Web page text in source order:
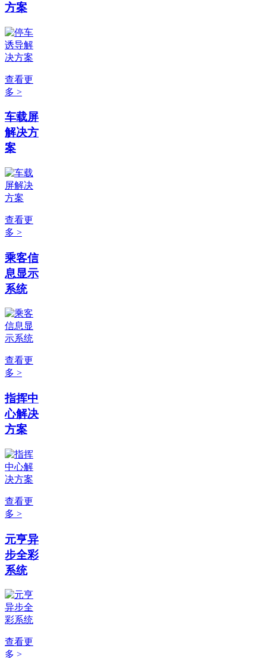
方案
查看更
多 >
车载屏
解决方
案
查看更
多 >
乘客信
息显示
系统
查看更
多 >
指挥中
心解决
方案
查看更
多 >
元亨异
步全彩
系统
查看更
多 >